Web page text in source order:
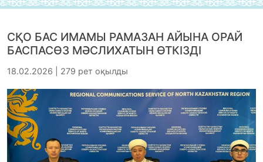
СҚО БАС ИМАМЫ РАМАЗАН АЙЫНА ОРАЙ
БАСПАСӨЗ МӘСЛИХАТЫН ӨТКІЗДІ
18.02.2026 | 279 рет оқылды